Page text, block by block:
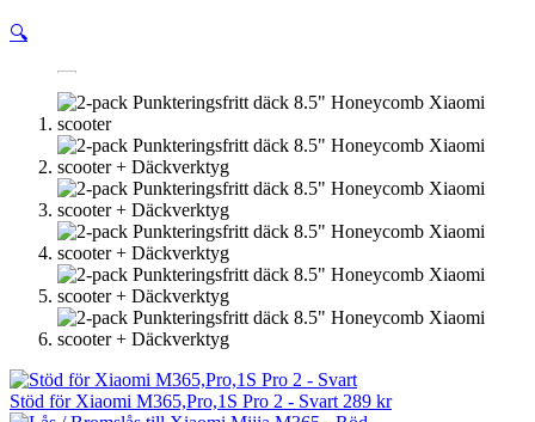
🔍
Stöd för Xiaomi M365,Pro,1S Pro 2 - Svart 289 kr